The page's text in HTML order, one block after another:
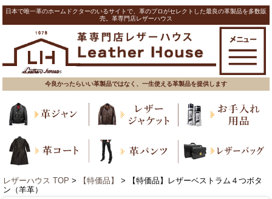
日本で唯一革のホームドクターのいるサイトで、革のプロがセレクトした最良の革製品を多数販
売。革専門店レザーハウス
今良かったらいい革製品ではなく、一生使える革製品を提供します
レザーハウス TOP > 【特価品】
> 【特価品】レザーベストラム４つボタ
ン（羊革）